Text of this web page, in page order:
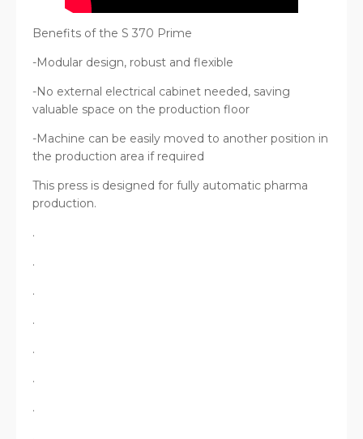
Benefits of the S 370 Prime
-Modular design, robust and flexible
-No external electrical cabinet needed, saving
valuable space on the production floor
-Machine can be easily moved to another position in
the production area if required
This press is designed for fully automatic pharma
production.
.
.
.
.
.
.
.